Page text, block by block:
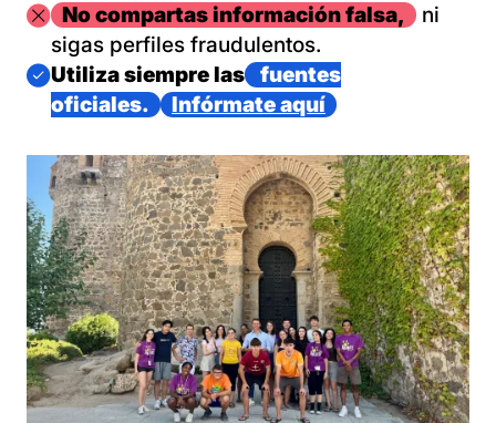
ImagenNo compartas información falsa,
ni
sigas perfiles fraudulentos.
Imagen
Utiliza siempre las
fuentes
oficiales.
Infórmate aquí